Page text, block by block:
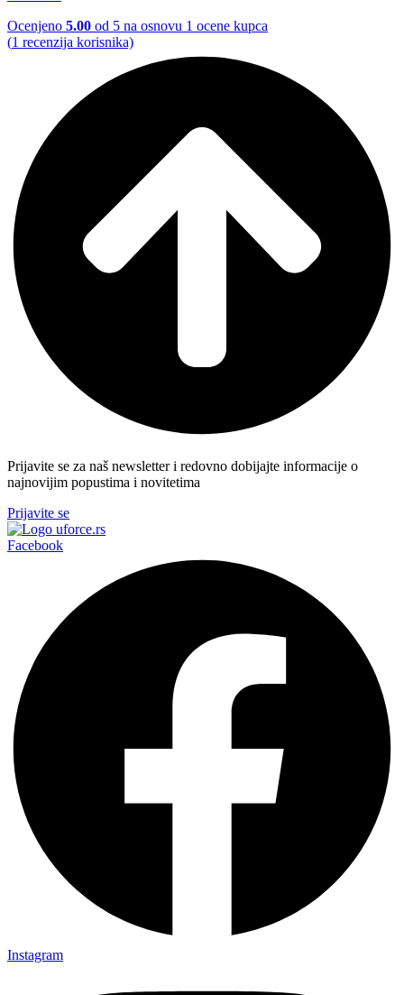
Ocenjeno 5.00 od 5 na osnovu 1 ocene kupca
(1 recenzija korisnika)
Prijavite se za naš newsletter i redovno dobijajte informacije o
najnovijim popustima i novitetima
Prijavite se
Facebook
Instagram